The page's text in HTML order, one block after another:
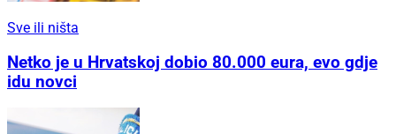
Sve ili ništa
Netko je u Hrvatskoj dobio 80.000 eura, evo gdje
idu novci